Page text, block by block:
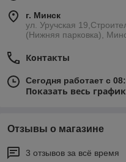
г. Минск
ул. Уручская
(Нижняя парковка),
Контакты
Сегодня работает с
Показать весь
Отзывы о магазине
3 отзывов за всё время